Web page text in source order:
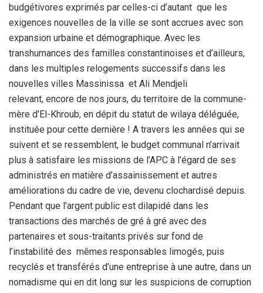
budgétivores exprimés par celles-ci d’autant que les
exigences nouvelles de la ville se sont accrues avec son
expansion urbaine et démographique. Avec les
transhumances des familles constantinoises et d’ailleurs,
dans les multiples relogements successifs dans les
nouvelles villes Massinissa et Ali Mendjeli
relevant, encore de nos jours, du territoire de la commune-
mère d’El-Khroub, en dépit du statut de wilaya déléguée,
instituée pour cette dernière ! A travers les années qui se
suivent et se ressemblent, le budget communal n’arrivait
plus à satisfaire les missions de l’APC à l’égard de ses
administrés en matière d’assainissement et autres
améliorations du cadre de vie, devenu clochardisé depuis.
Pendant que l’argent public est dilapidé dans les
transactions des marchés de gré à gré avec des
partenaires et sous-traitants privés sur fond de
l’instabilité des mêmes responsables limogés, puis
recyclés et transférés d’une entreprise à une autre, dans un
nomadisme qui en dit long sur les suspicions de corruption